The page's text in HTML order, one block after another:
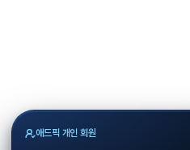
애드픽 개인 회원